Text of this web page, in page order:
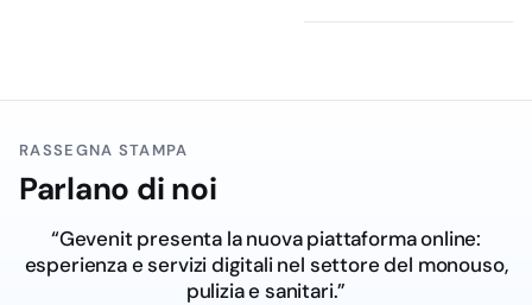
RASSEGNA STAMPA
Parlano di noi
“Dal Salento al digitale: Ge.ven.it lancia la nuova
piattaforma online dedicata al settore del monouso,
pulizia e sanitari.”